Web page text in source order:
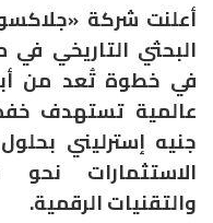
أعلنت شركة
البحثي التاريخي في
في خطوة تُعد من
الاستثمارات نحو
والتقنيات الرقمية.